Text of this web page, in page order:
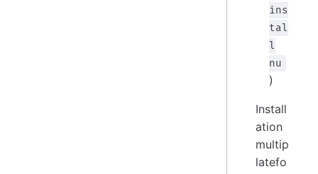
ins
tal
l
nu
)
Install
ation
multip
latefo